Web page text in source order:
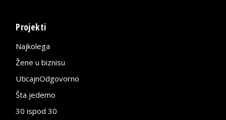
Projekti
Najkolega
Žene u biznisu
UticajnOdgovorno
Šta jedemo
30 ispod 30